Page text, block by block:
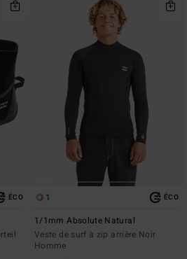
ÉCO 1 ÉCO
1/1mm Absolute Natural
Veste de surf à zip arrière Noir
Homme